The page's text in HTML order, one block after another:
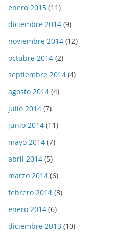
enero 2015 (11)
diciembre 2014 (9)
noviembre 2014 (12)
octubre 2014 (2)
septiembre 2014 (4)
agosto 2014 (4)
julio 2014 (7)
junio 2014 (11)
mayo 2014 (7)
abril 2014 (5)
marzo 2014 (6)
febrero 2014 (3)
enero 2014 (6)
diciembre 2013 (10)